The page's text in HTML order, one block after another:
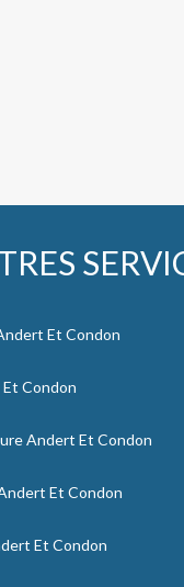
Et Condon
Condon
Andert Et Condon
Et Condon
Et Condon